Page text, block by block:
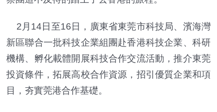
2月14日至16日，廣東省東莞市科技局、濱海灣
新區聯合一批科技企業組團赴香港科技企業、科研
機構、孵化載體開展科技合作交流活動，推介東莞
投資條件，拓展高校合作資源，招引優質企業和項
目，夯實莞港合作基礎。